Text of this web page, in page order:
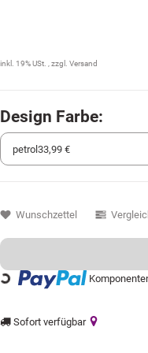
inkl. 19% USt. , zzgl. Versand
Design Farbe:
Loading...
Sofort verfügbar
Wunschzettel